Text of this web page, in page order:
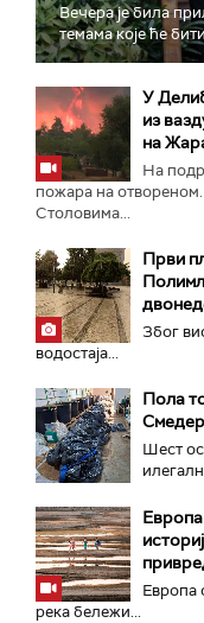
Вечера је била
темама које ће
У
из
на
На
пожара на
Столовима...
Први
Због
водостаја...
Пола
Шест
Европа
Европа
река бележи...